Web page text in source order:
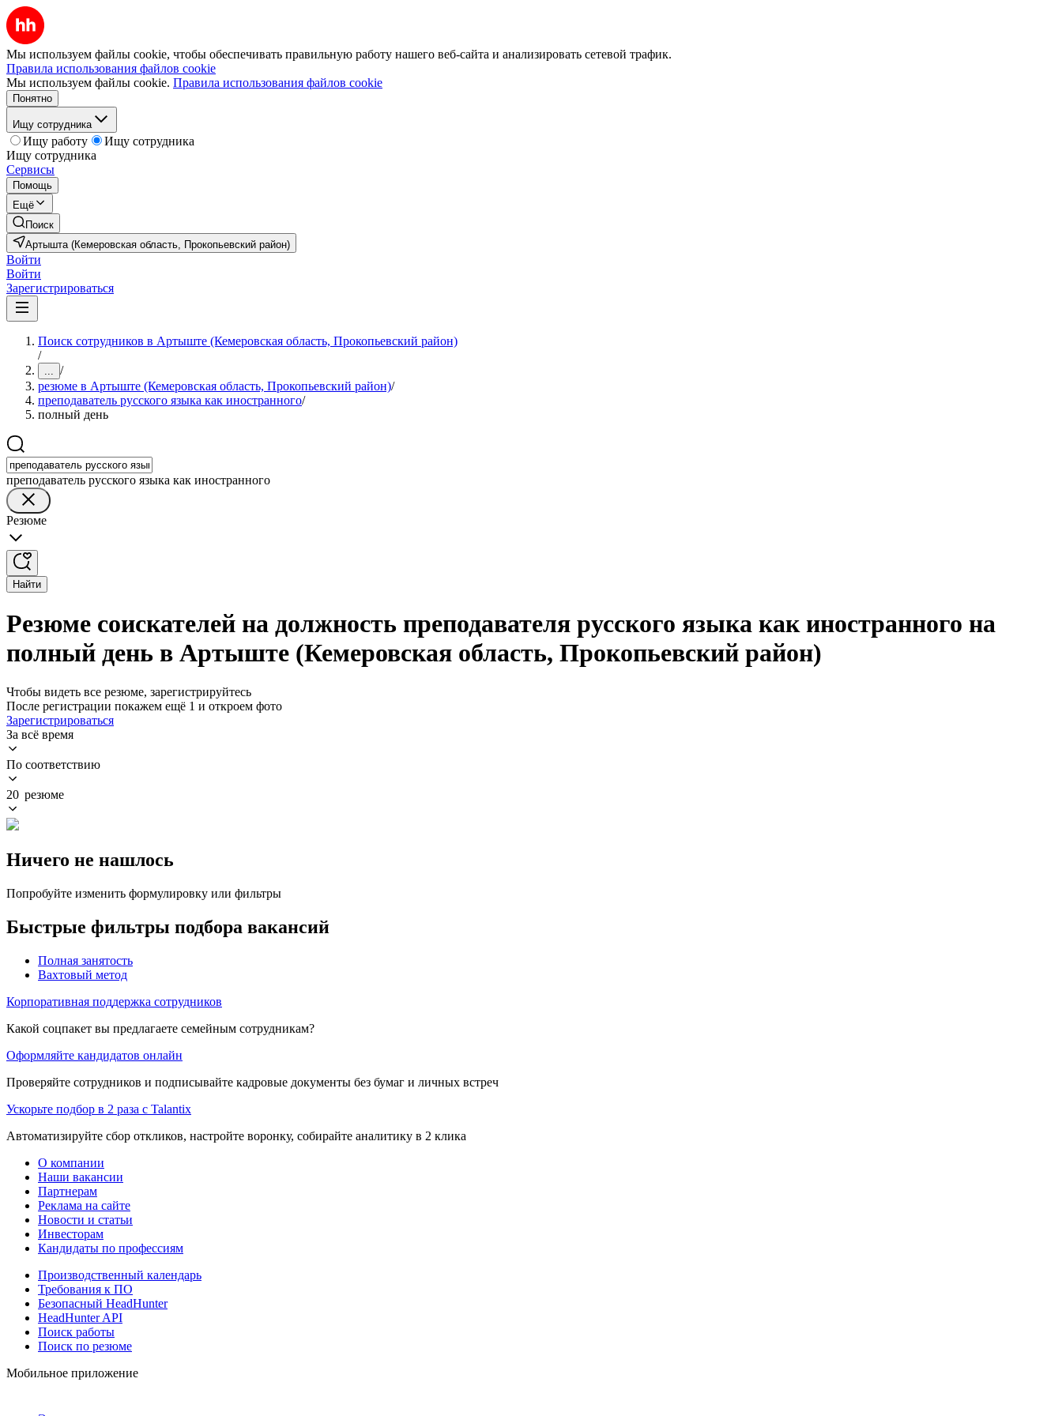
Мы используем файлы cookie, чтобы обеспечивать правильную работу нашего веб-сайта и анализировать сетевой трафик.
Правила использования файлов cookie
Мы используем файлы cookie. Правила использования файлов cookie
Понятно
Ищу сотрудника
Ищу работу
Ищу сотрудника
Ищу сотрудника
Сервисы
Помощь
Ещё
Поиск
Артышта (Кемеровская область, Прокопьевский район)
Войти
Войти
Зарегистрироваться
Поиск сотрудников в Артыште (Кемеровская область, Прокопьевский район)
/
... /
резюме в Артыште (Кемеровская область, Прокопьевский район)/
преподаватель русского языка как иностранного/
полный день
преподаватель русского языка как иностранного
Резюме
Найти
Резюме соискателей на должность преподавателя русского языка как иностранного на
полный день в Артыште (Кемеровская область, Прокопьевский район)
Чтобы видеть все резюме, зарегистрируйтесь
После регистрации покажем ещё 1 и откроем фото
Зарегистрироваться
За всё время
По соответствию
20 резюме
Ничего не нашлось
Попробуйте изменить формулировку или фильтры
Быстрые фильтры подбора вакансий
Полная занятость
Вахтовый метод
Корпоративная поддержка сотрудников
Какой соцпакет вы предлагаете семейным сотрудникам?
Оформляйте кандидатов онлайн
Проверяйте сотрудников и подписывайте кадровые документы без бумаг и личных встреч
Ускорьте подбор в 2 раза с Talantix
Автоматизируйте сбор откликов, настройте воронку, собирайте аналитику в 2 клика
О компании
Наши вакансии
Партнерам
Реклама на сайте
Новости и статьи
Инвесторам
Кандидаты по профессиям
Производственный календарь
Требования к ПО
Безопасный HeadHunter
HeadHunter API
Поиск работы
Поиск по резюме
Мобильное приложение